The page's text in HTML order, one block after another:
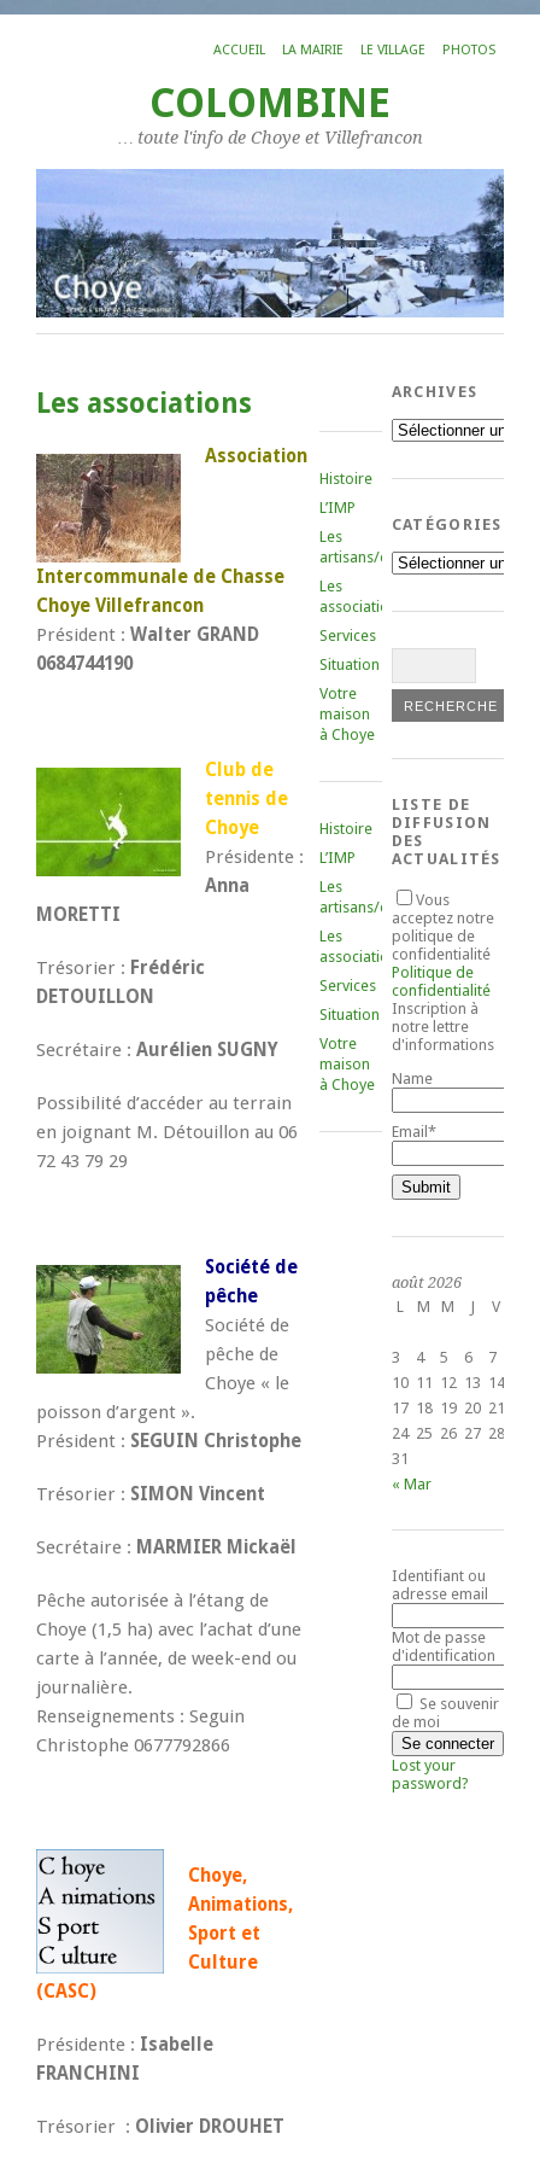
ACCUEIL LA MAIRIE LE VILLAGE PHOTOS
COLOMBINE
… toute l'info de Choye et Villefrancon
Les associations
Association
Intercommunale de Chasse
Choye Villefrancon
Président : Walter GRAND
0684744190
Club de
tennis de
Choye
Présidente :
Anna
MORETTI
Trésorier : Frédéric
DETOUILLON
Secrétaire : Aurélien SUGNY
Possibilité d’accéder au terrain
en joignant M. Détouillon au 06
72 43 79 29
Société de
pêche
Société de
pêche de
Choye « le
poisson d’argent ».
Président : SEGUIN Christophe
Trésorier : SIMON Vincent
Secrétaire : MARMIER Mickaël
Pêche autorisée à l’étang de
Choye (1,5 ha) avec l’achat d’une
carte à l’année, de week-end ou
journalière.
Renseignements : Seguin
Christophe 0677792866
Choye,
Animations,
Sport et
Culture
(CASC)
Présidente : Isabelle
FRANCHINI
Trésorier : Olivier DROUHET
Histoire
L’IMP
Les
artisans/commerçants
Les
associations
Services
Situation
Votre
maison
à Choye
Histoire
L’IMP
Les
artisans/commerçants
Les
associations
Services
Situation
Votre
maison
à Choye
ARCHIVES
Archives
CATÉGORIES
Catégories
LISTE DE
DIFFUSION
DES
ACTUALITÉS
Vous
acceptez notre
politique de
confidentialité
Politique de
confidentialité
Inscription à
notre lettre
d'informations
Name
Email*
août 2026
L
M M J V
3
4 5 6 7
10 11 12 13 14
17 18 19 20 21
24 25 26 27 28
31
« Mar
Identifiant ou
adresse email
Mot de passe
d'identification
Se souvenir
de moi
Lost your
password?